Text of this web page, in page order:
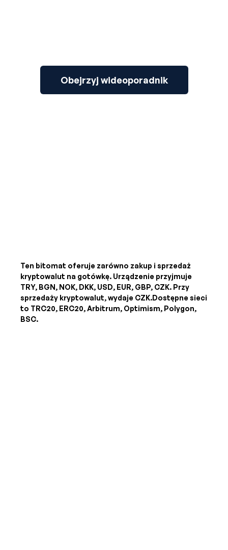
Obejrzyj wideoporadnik
Ten bitomat oferuje zarówno zakup i sprzedaż
kryptowalut na gotówkę. Urządzenie przyjmuje
TRY, BGN, NOK, DKK, USD, EUR, GBP, CZK. Przy
sprzedaży kryptowalut, wydaje CZK.Dostępne sieci
to TRC20, ERC20, Arbitrum, Optimism, Polygon,
BSC.